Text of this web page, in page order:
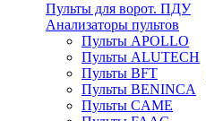
Пульты для ворот. ПДУ
Анализаторы пультов
Пульты APOLLO
Пульты ALUTECH
Пульты BFT
Пульты BENINCA
Пульты CAME